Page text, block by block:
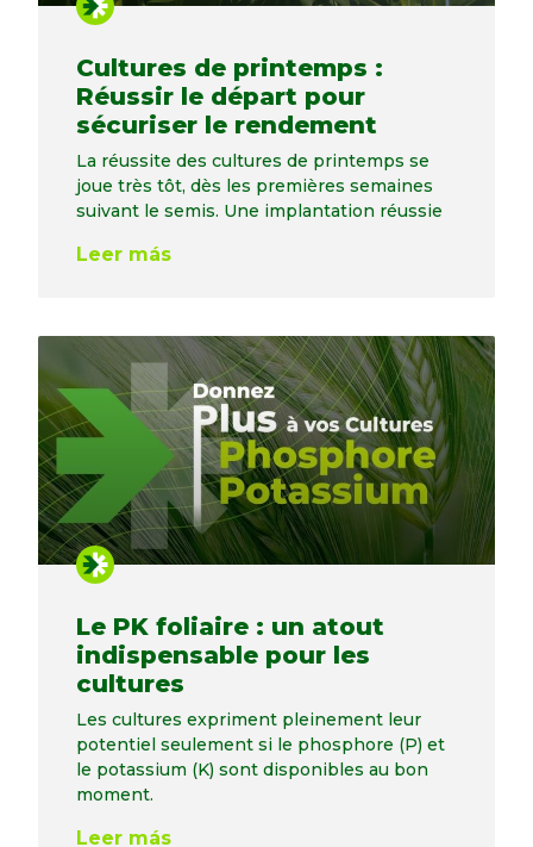
Cultures de printemps :
Réussir le départ pour
sécuriser le rendement
La réussite des cultures de printemps se
joue très tôt, dès les premières semaines
suivant le semis. Une implantation réussie
Leer más
Le PK foliaire : un atout
indispensable pour les
cultures
Les cultures expriment pleinement leur
potentiel seulement si le phosphore (P) et
le potassium (K) sont disponibles au bon
moment.
Leer más